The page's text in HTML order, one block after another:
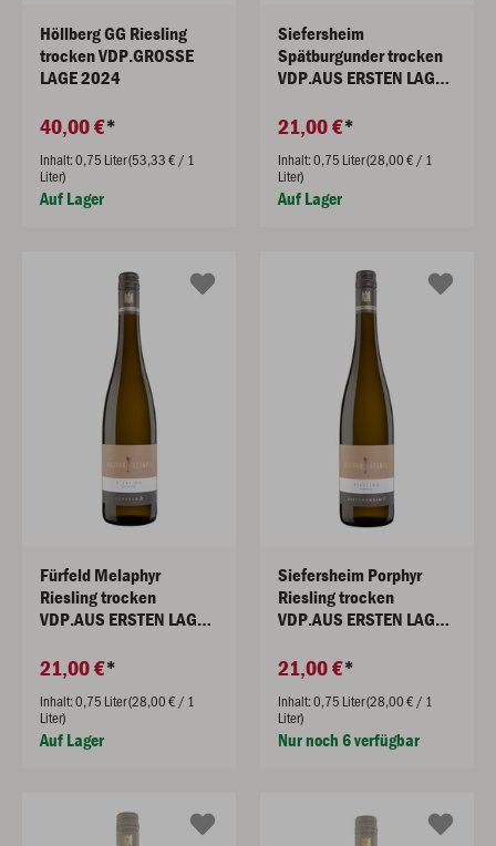
Höllberg GG Riesling
trocken VDP.GROSSE
LAGE 2024
40,00 €
Inhalt: 0,75 Liter (53,33 € / 1
Liter)
Auf Lager
Siefersheim
Spätburgunder trocken
VDP.AUS ERSTEN LAGEN
21,00 €
Inhalt: 0,75 Liter (28,00 € / 1
Liter)
Auf Lager
Fürfeld Melaphyr
Riesling trocken
VDP.AUS ERSTEN LAGEN
21,00 €
Inhalt: 0,75 Liter (28,00 € / 1
Liter)
Auf Lager
Siefersheim Porphyr
Riesling trocken
VDP.AUS ERSTEN LAGEN
21,00 €
Inhalt: 0,75 Liter (28,00 € / 1
Liter)
Nur noch 6 verfügbar